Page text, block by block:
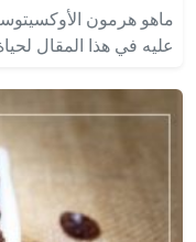
ماهو هرمون
عليه في هذا المقال